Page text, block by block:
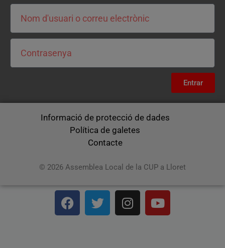
Entrar
Informació de protecció de dades
Política de galetes
Contacte
© 2026 Assemblea Local de la CUP a Lloret